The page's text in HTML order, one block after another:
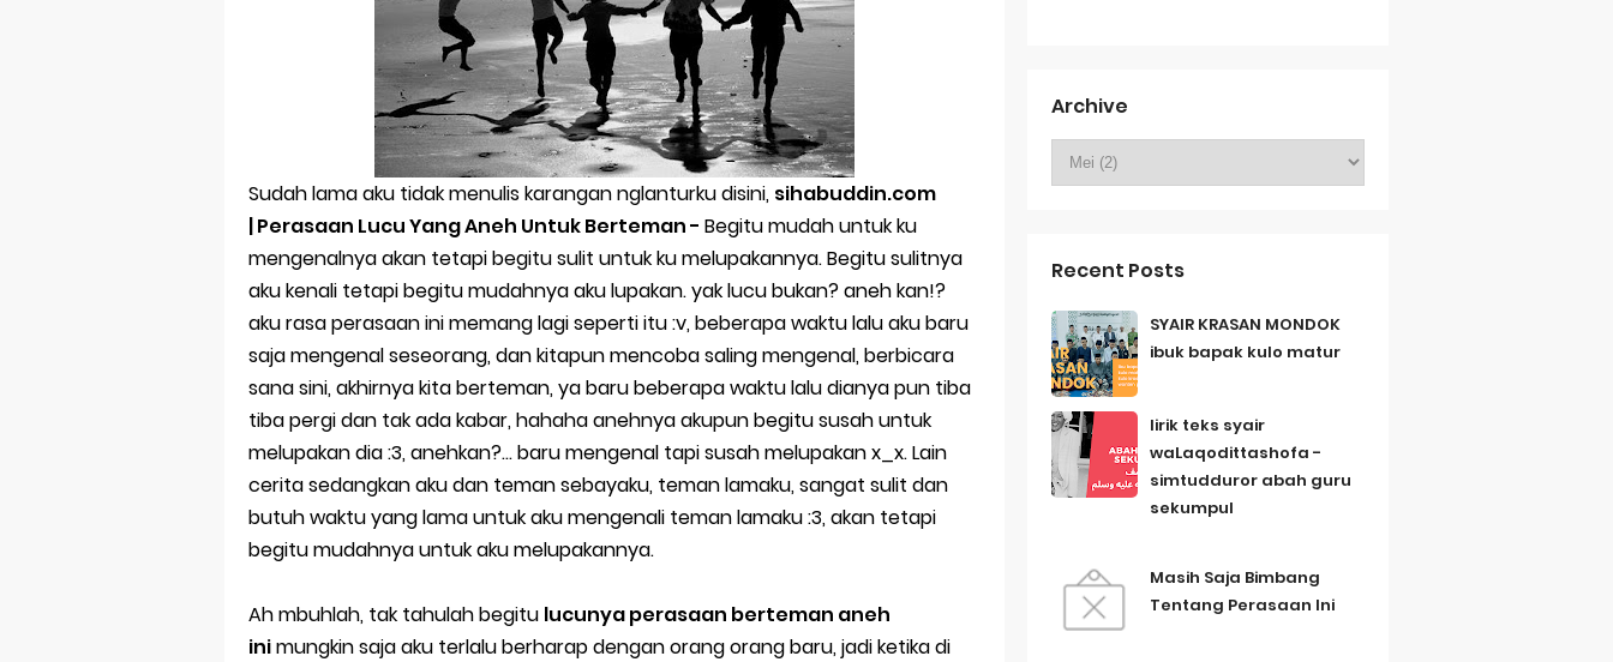
Sholawat Nahdliyah Lirik Dan Arti
Ya Nabi Salam Alaika - KH Said Aqil Siradj
Sholawat Karya Mbah Kholil Bangkalan Madura
senang melihat orang susah
Selamat Jalan Bu Lek Santi Fitriyana
Tutup Buku, untuk membuka buku
Tak Hanya Badai, Hari Yang Cerahpun Pasti Berlalu
Cara Mengatasi Touchscreen Samsung J7 Prime Tidak Berfungsi
Selamat Hari Blogger Nasional 2018
Pesan Untuk Ramadhan 2018
Bersama sang kekasih
Kenapa Harus Pacaran Jika Berteman Lebih Nyaman
Sudah lama aku tidak menulis karangan nglanturku disini, sihabuddin.com
| Perasaan Lucu Yang Aneh Untuk Berteman - Begitu mudah untuk ku
mengenalnya akan tetapi begitu sulit untuk ku melupakannya. Begitu sulitnya
aku kenali tetapi begitu mudahnya aku lupakan. yak lucu bukan? aneh kan!?
aku rasa perasaan ini memang lagi seperti itu :v, beberapa waktu lalu aku baru
saja mengenal seseorang, dan kitapun mencoba saling mengenal, berbicara
sana sini, akhirnya kita berteman, ya baru beberapa waktu lalu dianya pun tiba
tiba pergi dan tak ada kabar, hahaha anehnya akupun begitu susah untuk
melupakan dia :3, anehkan?... baru mengenal tapi susah melupakan x_x. Lain
cerita sedangkan aku dan teman sebayaku, teman lamaku, sangat sulit dan
butuh waktu yang lama untuk aku mengenali teman lamaku :3, akan tetapi
begitu mudahnya untuk aku melupakannya.
Ah mbuhlah, tak tahulah begitu lucunya perasaan berteman aneh
inimungkin saja aku terlalu berharap dengan orang orang baru, jadi ketika di
Archive
Recent Posts
SYAIR KRASAN MONDOK
ibuk bapak kulo matur
lirik teks syair
waLaqodittashofa -
simtudduror abah guru
sekumpul
Masih Saja Bimbang
Tentang Perasaan Ini